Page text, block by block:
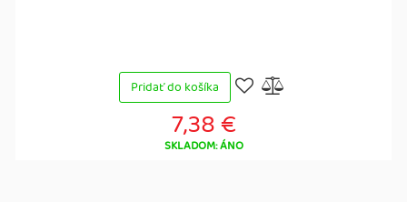
Pridať do košíka
7,38 €
SKLADOM: ÁNO